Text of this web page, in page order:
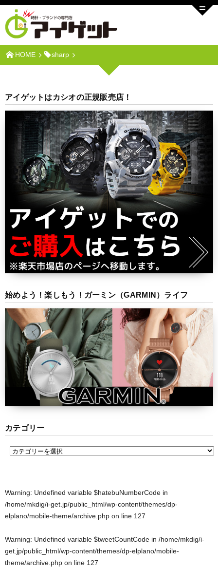
HOME sharp
アイゲットはカシオの正規販売店！
始めよう！楽しもう！ガーミン（GARMIN）ライフ
カテゴリー
Warning: Undefined variable $hatebuNumberCode in
/home/mkdig/i-get.jp/public_html/wp-content/themes/dp-
elplano/mobile-theme/archive.php on line 127
Warning: Undefined variable $tweetCountCode in /home/mkdig/i-
get.jp/public_html/wp-content/themes/dp-elplano/mobile-
theme/archive.php on line 127